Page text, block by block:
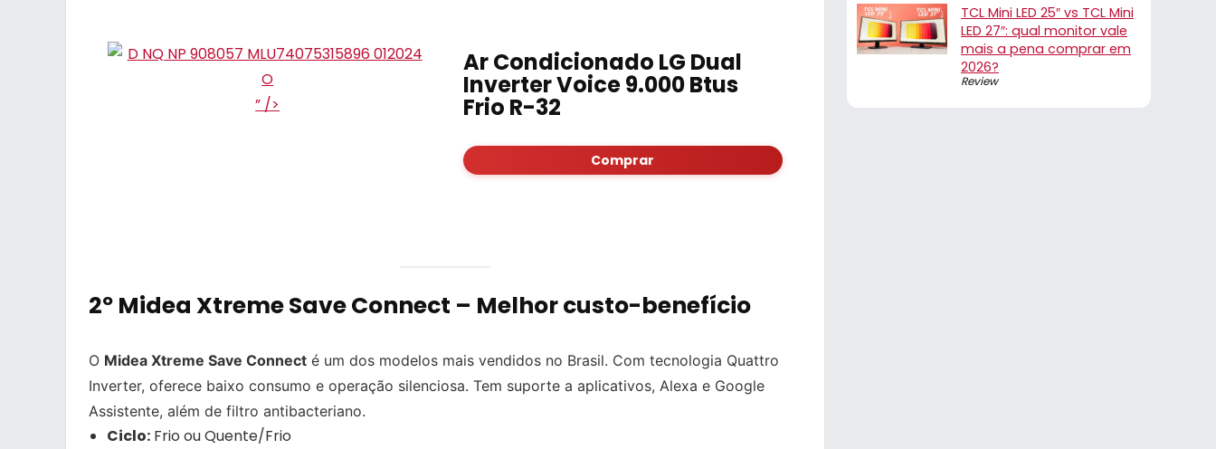
” />
Ar Condicionado LG Dual
Inverter Voice 9.000 Btus
Frio R-32
Comprar
2º Midea Xtreme Save Connect – Melhor custo-benefício
O Midea Xtreme Save Connect é um dos modelos mais vendidos no Brasil. Com tecnologia Quattro
Inverter, oferece baixo consumo e operação silenciosa. Tem suporte a aplicativos, Alexa e Google
Assistente, além de filtro antibacteriano.
Ciclo: Frio ou Quente/Frio
TCL Mini LED 25″ vs TCL Mini
LED 27″: qual monitor vale
mais a pena comprar em
2026?
Review